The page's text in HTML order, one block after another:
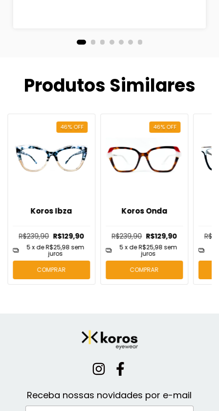
Produtos Similares
46%OFF
Koros Ibza
R$239,90 R$129,90
5x deR$25,98 sem
juros
COMPRAR
46%OFF
Koros Onda
R$239,90 R$129,90
5x deR$25,98 sem
juros
COMPRAR
Receba nossas novidades por e-mail